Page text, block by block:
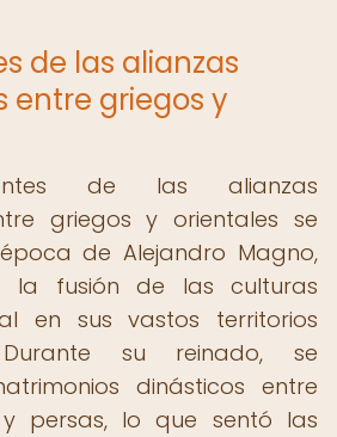
de las alianzas
entre griegos y
de las alianzas
griegos y orientales se
de Alejandro Magno,
la fusión de las culturas
en sus vastos territorios
Durante su reinado, se
dinásticos entre
persas, lo que sentó las